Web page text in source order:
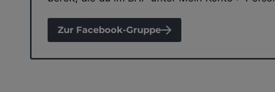
Zur Facebook-Gruppe